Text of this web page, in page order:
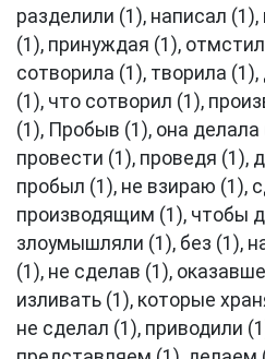
разделили (1), написал
(1), принуждая (1),
сотворила (1), творила
(1), что сотворил (1),
(1), Пробыв (1), она делала
провести (1), проведя (1),
пробыл (1), не взираю (1),
производящим (1), чтобы
злоумышляли (1), без (1),
(1), не сделав (1),
изливать (1), которые
не сделал (1), приводили